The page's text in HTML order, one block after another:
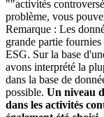
""activités
problème, vous
Remarque : Les
grande partie
ESG. Sur la base
avons interprété la
dans la base de
possible. Un niveau
dans les activités